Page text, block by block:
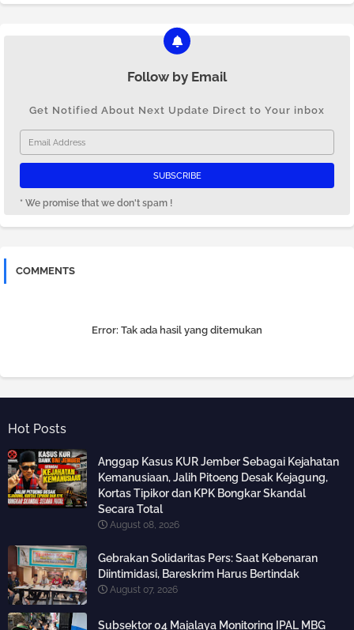
Follow by Email
Get Notified About Next Update Direct to Your inbox
* We promise that we don't spam !
COMMENTS
Error: Tak ada hasil yang ditemukan
Hot Posts
Anggap Kasus KUR Jember Sebagai Kejahatan
Kemanusiaan, Jalih Pitoeng Desak Kejagung,
Kortas Tipikor dan KPK Bongkar Skandal
Secara Total
August 08, 2026
Gebrakan Solidaritas Pers: Saat Kebenaran
Diintimidasi, Bareskrim Harus Bertindak
August 07, 2026
Subsektor 04 Majalaya Monitoring IPAL MBG